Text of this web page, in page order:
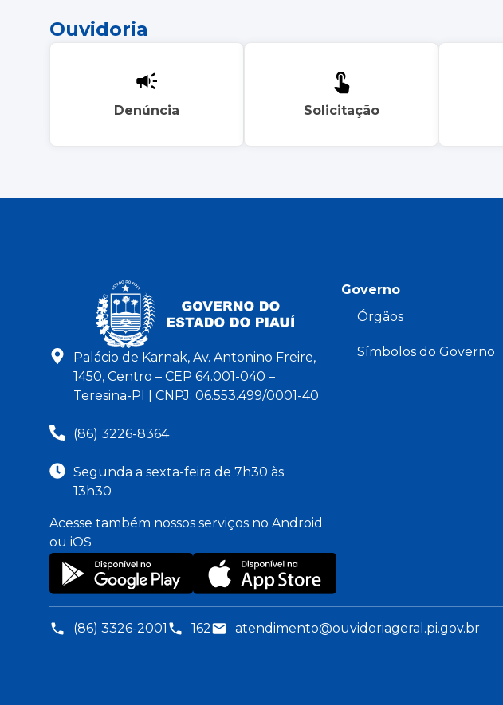
Ouvidoria
Denúncia Solicitação
Palácio de Karnak, Av. Antonino Freire,
1450, Centro – CEP 64.001-040 –
Teresina-PI | CNPJ: 06.553.499/0001-40
(86) 3226-8364
Segunda a sexta-feira de 7h30 às
13h30
Acesse também nossos serviços no Android
ou iOS
Governo
Órgãos
Símbolos do Governo
(86) 3326-2001 162 atendimento@ouvidoriageral.pi.gov.br